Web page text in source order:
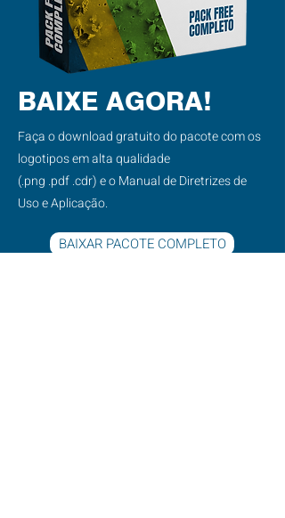
BAIXE AGORA!
Faça o download gratuito do pacote com os
logotipos em alta qualidade
(.png .pdf .cdr) e o Manual de Diretrizes de
Uso e Aplicação.
BAIXAR PACOTE COMPLETO